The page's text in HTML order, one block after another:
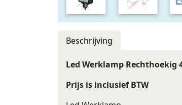
Beschrijving
Led Werklamp Rechthoekig
Prijs is inclusief BTW